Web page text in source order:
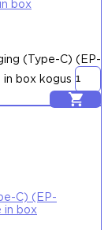
box
(Type-C) (EP-
in box kogus
Lisa korvi
C) (EP-
in box